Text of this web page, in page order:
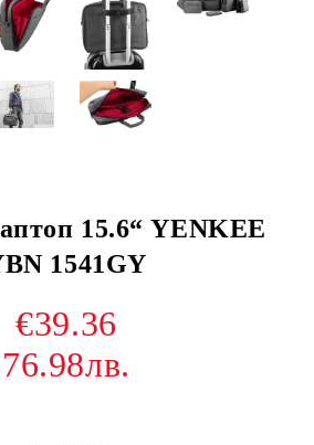
15.6“ YENKEE
1541GY
€39.36
76.98лв.